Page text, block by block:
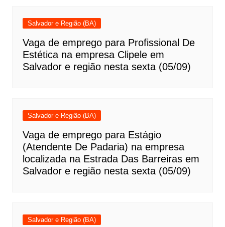
Salvador e Região (BA)
Vaga de emprego para Profissional De
Estética na empresa Clipele em
Salvador e região nesta sexta (05/09)
Salvador e Região (BA)
Vaga de emprego para Estágio
(Atendente De Padaria) na empresa
localizada na Estrada Das Barreiras em
Salvador e região nesta sexta (05/09)
Salvador e Região (BA)